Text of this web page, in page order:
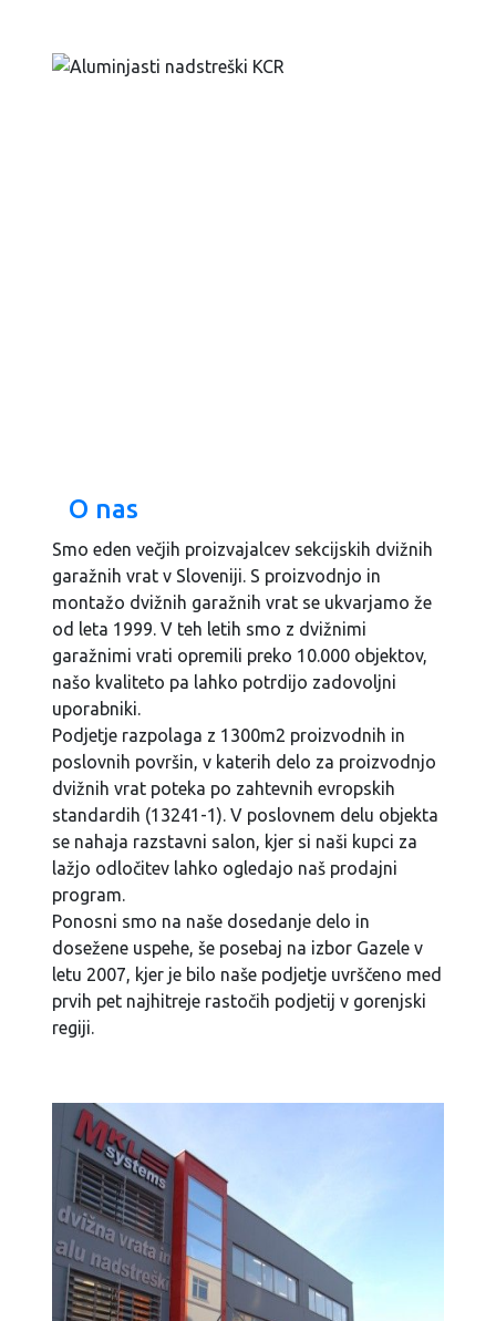
O nas
Smo eden večjih proizvajalcev sekcijskih dvižnih
garažnih vrat v Sloveniji. S proizvodnjo in
montažo dvižnih garažnih vrat se ukvarjamo že
od leta 1999. V teh letih smo z dvižnimi
garažnimi vrati opremili preko 10.000 objektov,
našo kvaliteto pa lahko potrdijo zadovoljni
uporabniki.
Podjetje razpolaga z 1300m2 proizvodnih in
poslovnih površin, v katerih delo za proizvodnjo
dvižnih vrat poteka po zahtevnih evropskih
standardih (13241-1). V poslovnem delu objekta
se nahaja razstavni salon, kjer si naši kupci za
lažjo odločitev lahko ogledajo naš prodajni
program.
Ponosni smo na naše dosedanje delo in
dosežene uspehe, še posebaj na izbor Gazele v
letu 2007, kjer je bilo naše podjetje uvrščeno med
prvih pet najhitreje rastočih podjetij v gorenjski
regiji.